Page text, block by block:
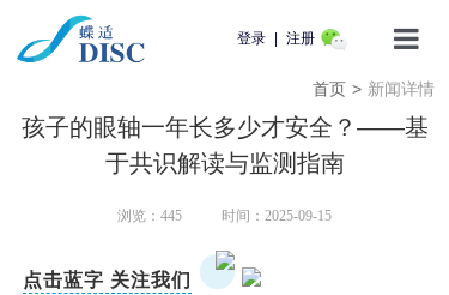
首页
登录 注册
孩子的眼轴一年长多少才安全？——基
于共识解读与监测指南
浏览： 445 时间：2025-09-15
点击蓝字 关注我们
首页 > 新闻详情